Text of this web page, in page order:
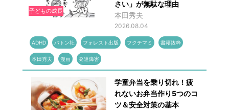
子どもの成長
さい」が無駄な理由
本田秀夫
2026.08.04
ADHD バトン社 フォレスト出版 フクチマミ 書籍抜粋
本田秀夫 漫画 発達障害
学童弁当を乗り切れ！疲
れないお弁当作り5つのコ
ツ＆安全対策の基本